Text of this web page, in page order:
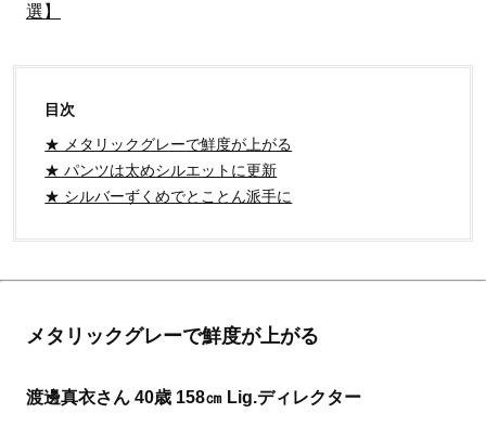
選】
目次
★ メタリックグレーで鮮度が上がる
★ パンツは太めシルエットに更新
★ シルバーずくめでとことん派手に
メタリックグレーで鮮度が上がる
渡邊真衣さん 40歳 158㎝ Lig.ディレクター